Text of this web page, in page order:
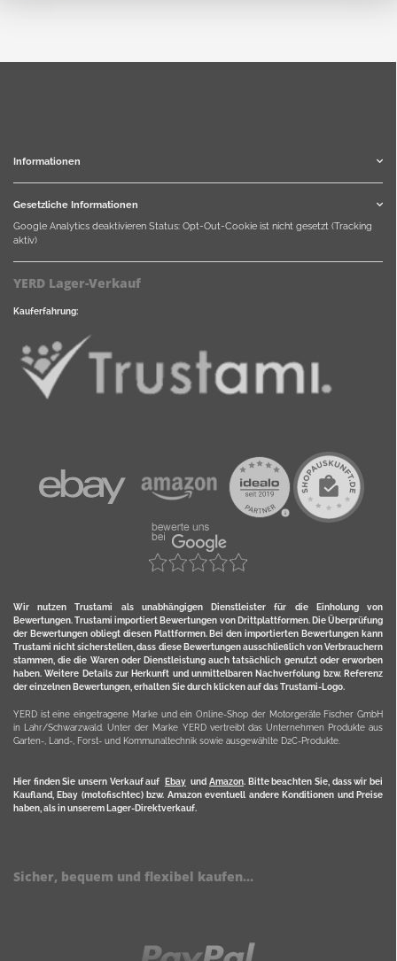
Informationen
Gesetzliche Informationen
Google Analytics deaktivieren Status: Opt-Out-Cookie ist nicht gesetzt (Tracking
aktiv)
YERD Lager-Verkauf
Kauferfahrung:
Wir nutzen Trustami als unabhängigen Dienstleister für die Einholung von
Bewertungen. Trustami importiert Bewertungen von Drittplattformen. Die Überprüfung
der Bewertungen obliegt diesen Plattformen. Bei den importierten Bewertungen kann
Trustami nicht sicherstellen, dass diese Bewertungen ausschließlich von Verbrauchern
stammen, die die Waren oder Dienstleistung auch tatsächlich genutzt oder erworben
haben. Weitere Details zur Herkunft und unmittelbaren Nachverfolung bzw. Referenz
der einzelnen Bewertungen, erhalten Sie durch klicken auf das Trustami-Logo.
YERD ist eine eingetragene Marke und ein Online-Shop der Motorgeräte Fischer GmbH
in Lahr/Schwarzwald. Unter der Marke YERD vertreibt das Unternehmen Produkte aus
Garten-, Land-, Forst- und Kommunaltechnik sowie ausgewählte D2C-Produkte.
Hier finden Sie unsern Verkauf auf Ebayund Amazon. Bitte beachten Sie, dass wir bei
Kaufland, Ebay (motofischtec) bzw. Amazon eventuell andere Konditionen und Preise
haben, als in unserem Lager-Direktverkauf.
Sicher, bequem und flexibel kaufen...